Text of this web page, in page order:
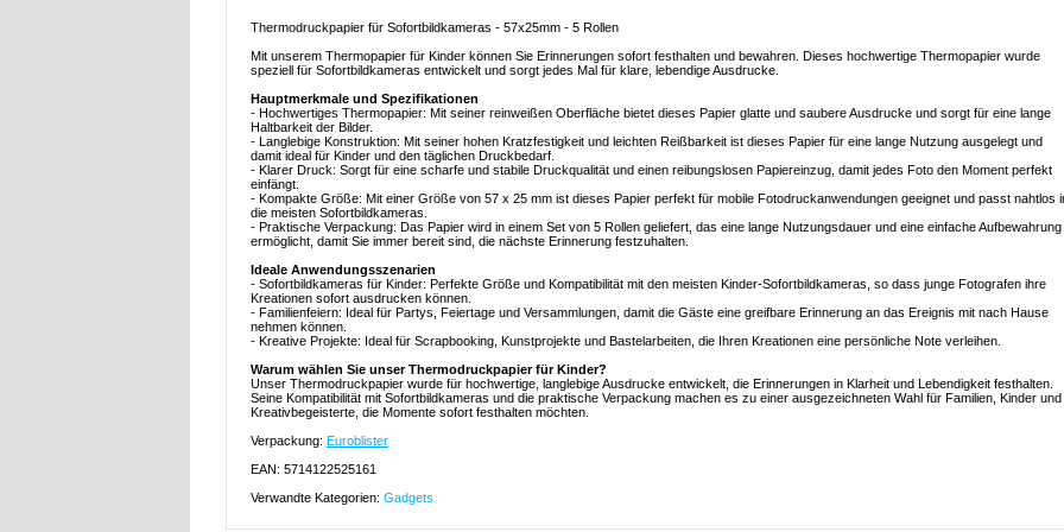
Thermodruckpapier für Sofortbildkameras - 57x25mm - 5 Rollen
Mit unserem Thermopapier für Kinder können Sie Erinnerungen sofort festhalten und bewahren. Dieses hochwertige Thermopapier wurde
speziell für Sofortbildkameras entwickelt und sorgt jedes Mal für klare, lebendige Ausdrucke.
Hauptmerkmale und Spezifikationen
- Hochwertiges Thermopapier: Mit seiner reinweißen Oberfläche bietet dieses Papier glatte und saubere Ausdrucke und sorgt für eine lange
Haltbarkeit der Bilder.
- Langlebige Konstruktion: Mit seiner hohen Kratzfestigkeit und leichten Reißbarkeit ist dieses Papier für eine lange Nutzung ausgelegt und
damit ideal für Kinder und den täglichen Druckbedarf.
- Klarer Druck: Sorgt für eine scharfe und stabile Druckqualität und einen reibungslosen Papiereinzug, damit jedes Foto den Moment perfekt
einfängt.
- Kompakte Größe: Mit einer Größe von 57 x 25 mm ist dieses Papier perfekt für mobile Fotodruckanwendungen geeignet und passt nahtlos
die meisten Sofortbildkameras.
- Praktische Verpackung: Das Papier wird in einem Set von 5 Rollen geliefert, das eine lange Nutzungsdauer und eine einfache Aufbewahrung
ermöglicht, damit Sie immer bereit sind, die nächste Erinnerung festzuhalten.
Ideale Anwendungsszenarien
- Sofortbildkameras für Kinder: Perfekte Größe und Kompatibilität mit den meisten Kinder-Sofortbildkameras, so dass junge Fotografen ihre
Kreationen sofort ausdrucken können.
- Familienfeiern: Ideal für Partys, Feiertage und Versammlungen, damit die Gäste eine greifbare Erinnerung an das Ereignis mit nach Hause
nehmen können.
- Kreative Projekte: Ideal für Scrapbooking, Kunstprojekte und Bastelarbeiten, die Ihren Kreationen eine persönliche Note verleihen.
Warum wählen Sie unser Thermodruckpapier für Kinder?
Unser Thermodruckpapier wurde für hochwertige, langlebige Ausdrucke entwickelt, die Erinnerungen in Klarheit und Lebendigkeit festhalten.
Seine Kompatibilität mit Sofortbildkameras und die praktische Verpackung machen es zu einer ausgezeichneten Wahl für Familien, Kinder und
Kreativbegeisterte, die Momente sofort festhalten möchten.
Verpackung: Euroblister
EAN: 5714122525161
Verwandte Kategorien: Gadgets